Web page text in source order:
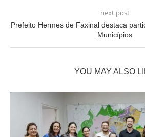
next post
Prefeito Hermes de Faxinal destaca
Municípios
YOU MAY ALSO